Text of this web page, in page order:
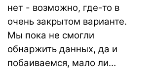
нет - возможно, где-то в
очень закрытом варианте.
Мы пока не смогли
обнаржить данных, да и
побаиваемся, мало ли…